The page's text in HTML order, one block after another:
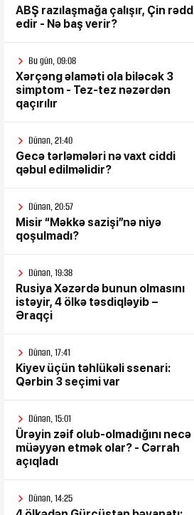
ABŞ razılaşmağa çalışır, Çin rədd
edir - Nə baş verir?
Bu gün, 09:08
Xərçəng əlaməti ola biləcək 3
simptom - Tez-tez nəzərdən
qaçırılır
Dünən, 21:40
Gecə tərləmələri nə vaxt ciddi
qəbul edilməlidir?
Dünən, 20:57
Misir “Məkkə sazişi”nə niyə
qoşulmadı?
Dünən, 19:38
Rusiya Xəzərdə bunun olmasını
istəyir, 4 ölkə təsdiqləyib –
Əraqçi
Dünən, 17:41
Kiyev üçün təhlükəli ssenari:
Qərbin 3 seçimi var
Dünən, 15:01
Ürəyin zəif olub-olmadığını necə
müəyyən etmək olar? - Cərrah
açıqladı
Dünən, 14:25